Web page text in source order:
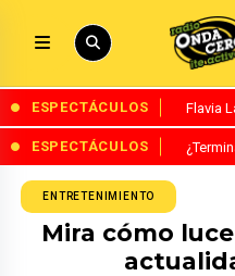
ESPECTÁCULOS Flavia
ESPECTÁCULOS
ENTRETENIMIENTO
Mira cómo luce